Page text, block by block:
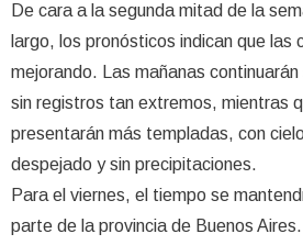
De cara a la segunda mitad de la
largo, los pronósticos indican que las
mejorando. Las mañanas
sin registros tan extremos, mientras
presentarán más templadas, con
despejado y sin precipitaciones.
Para el viernes, el tiempo se
parte de la provincia de Buenos